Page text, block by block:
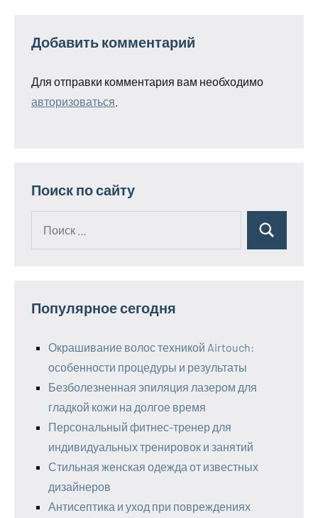
Добавить комментарий
Для отправки комментария вам необходимо
авторизоваться
Поиск по сайту
Поиск
Популярное сегодня
Окрашивание волос техникой Airtouch:
особенности процедуры и результаты
Безболезненная эпиляция лазером для
гладкой кожи на долгое время
Персональный фитнес-тренер для
индивидуальных тренировок и занятий
Стильная женская одежда от известных
дизайнеров
Антисептика и уход при повреждениях